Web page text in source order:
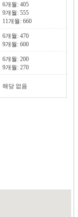
6개월: 405
9개월: 555
11개월: 660
6개월: 470
9개월: 600
6개월: 200
9개월: 270
해당 없음